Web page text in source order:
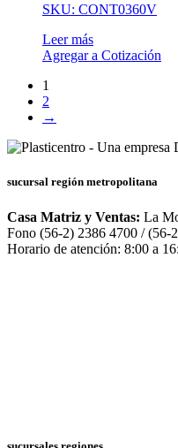
SKU: CONT0360V
Leer más
Agregar a Cotización
1
2
→
sucursal región metropolitana
Casa Matriz y Ventas: La
Fono (56-2) 2386 4700 / (56-
Horario de atención: 8:00 a